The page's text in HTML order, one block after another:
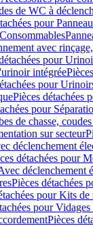
de WC à
pour
Consommables
avec
pour
intégrée
pour
Pièces détachées
pour
de chasse,
sur secteur
déclenchement
détachées pour
déclenchement
Pièces détachées
pour Kits
pour
Pièces